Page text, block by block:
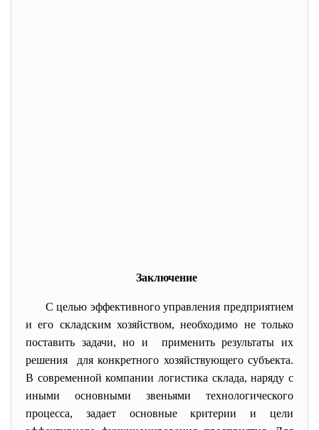
Заключение
С целью эффективного управления предприятием
и его складским хозяйством, необходимо не только
поставить задачи, но и применить результаты их
решения для конкретного хозяйствующего субъекта.
В современной компании логистика склада, наряду с
иными основными звеньями технологического
процесса, задает основные критерии и цели